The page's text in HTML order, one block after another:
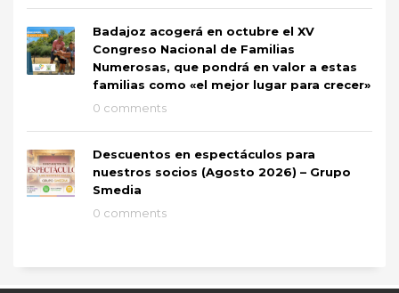
Badajoz acogerá en octubre el XV
Congreso Nacional de Familias
Numerosas, que pondrá en valor a estas
familias como «el mejor lugar para crecer»
0 comments
Descuentos en espectáculos para
nuestros socios (Agosto 2026) – Grupo
Smedia
0 comments